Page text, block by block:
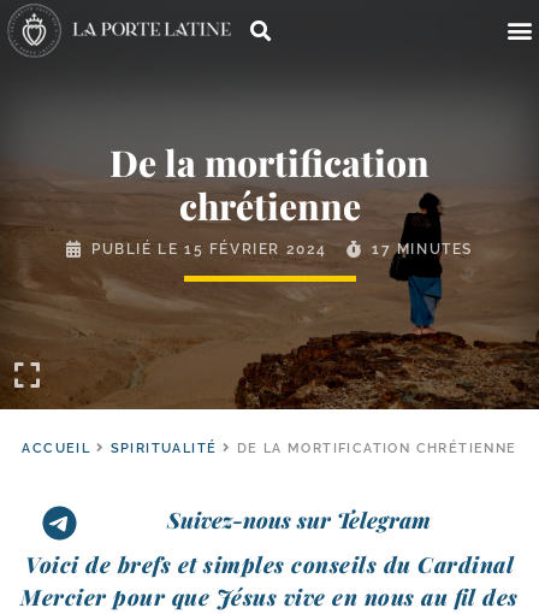
De la mortification
chrétienne
PUBLIÉ LE 15 FÉVRIER 2024 17 MINUTES
ACCUEIL SPIRITUALITÉ DE LA MORTIFICATION CHRÉTIENNE
Suivez-nous sur Telegram
Voici de brefs et simples conseils du Cardinal
Mercier pour que Jésus vive en nous au fil des